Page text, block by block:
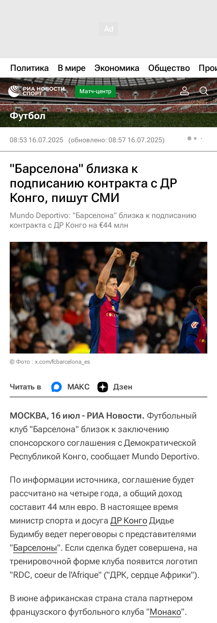
Политика В мире Экономика Общество
Матч-центр
Футбол
08:53 16.07.2025 (обновлено: 08:57 16.07.2025)
"Барселона" близка к
подписанию контракта с ДР
Конго, пишут СМИ
Mundo Deportivo: "Барселона" близка к подписанию
контракта с ДР Конго на €44 млн
© Фото : x.com/fcbarcelona_es
Читать в МАКС Дзен
МОСКВА, 16 июл - РИА Новости. Футбольный
клуб "Барселона" близок к заключению
спонсорского соглашения с Демократической
Республикой Конго, сообщает Mundo Deportivo.
По информации источника, соглашение будет
рассчитано на четыре года, а общий доход
составит 44 млн евро. В настоящее время
министр спорта и досуга ДР КонгоДидье
Будимбу ведет переговоры с представителями
"Барселоны". Если сделка будет совершена, на
тренировочной форме клуба появится логотип
"RDC, coeur de l'Afrique" ("ДРК, сердце Африки").
В июне африканская страна стала партнером
французского футбольного клуба "Монако".